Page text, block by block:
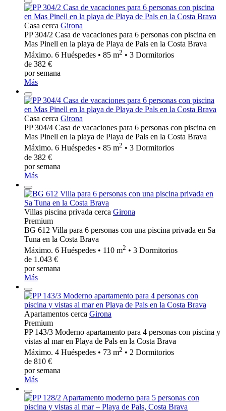
Casa cerca Girona
PP 304/2 Casa de vacaciones para 6 personas con piscina en
Mas Pinell en la playa de Playa de Pals en la Costa Brava
Máximo. 6 Huéspedes • 85 m2 • 3 Dormitorios
de 382 €
por semana
Más
Casa cerca Girona
PP 304/4 Casa de vacaciones para 6 personas con piscina en
Mas Pinell en la playa de Playa de Pals en la Costa Brava
Máximo. 6 Huéspedes • 85 m2 • 3 Dormitorios
de 382 €
por semana
Más
Villas piscina privada cerca Girona
Premium
BG 612 Villa para 6 personas con una piscina privada en Sa
Tuna en la Costa Brava
Máximo. 6 Huéspedes • 110 m2 • 3 Dormitorios
de 1.043 €
por semana
Más
Apartamentos cerca Girona
Premium
PP 143/3 Moderno apartamento para 4 personas con piscina y
vistas al mar en Playa de Pals en la Costa Brava
Máximo. 4 Huéspedes • 73 m2 • 2 Dormitorios
de 810 €
por semana
Más